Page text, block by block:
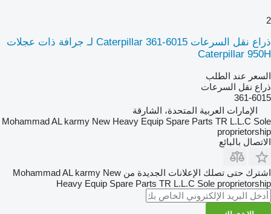
2
ذراع نقل السرعات Caterpillar 361-6015 لـ جرافة ذات عجلات
Caterpillar 950H
السعر عند الطلب
ذراع نقل السرعات
361-6015
الإمارات العربية المتحدة، الشارقة
Mohammad AL karmy New Heavy Equip Spare Parts TR L.L.C Sole
proprietorship
الاتصال بالبائع
اشترك حتى تصلك الإعلانات الجديدة من Mohammad AL karmy New
Heavy Equip Spare Parts TR L.L.C Sole proprietorship